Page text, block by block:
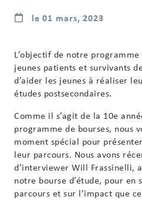
le 01 mars, 2023
L’objectif de notre programme
jeunes patients et survivants
d’aider les jeunes à réaliser
études postsecondaires.
Comme il s’agit de la 10e
programme de bourses, nous
moment spécial pour
leur parcours. Nous avons
d’interviewer Will Frassinelli,
notre bourse d’étude, pour en
parcours et sur l’impact que